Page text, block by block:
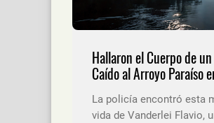
Hallaron el Cuerpo de
Caído al Arroyo Paraíso
La policía encontró esta
vida de Vanderlei Flavio,